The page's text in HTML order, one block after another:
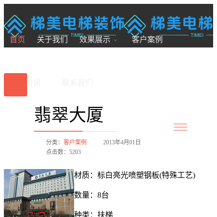
首页 关于我们 效果展示 客户案例
翡翠大厦
分类： 客户案例
2013年4月01日
点击数：5203
材质：标白亮光喷塑钢板(特殊工艺)
数量：8台
种类：扶梯